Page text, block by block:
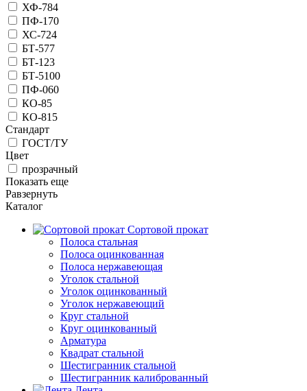
ХФ-784
ПФ-170
ХС-724
БТ-577
БТ-123
БТ-5100
ПФ-060
КО-85
КО-815
Стандарт
ГОСТ/ТУ
Цвет
прозрачный
Показать еще
Равзернуть
Каталог
Сортовой прокат
Полоса стальная
Полоса оцинкованная
Полоса нержавеющая
Уголок стальной
Уголок оцинкованный
Уголок нержавеющий
Круг стальной
Круг оцинкованный
Арматура
Квадрат стальной
Шестигранник стальной
Шестигранник калиброванный